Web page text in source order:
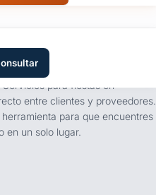
para fiestas en
entre clientes y proveedores.
para que encuentres
en un solo lugar.